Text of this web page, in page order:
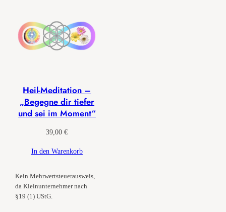
Heil-Meditation –
„Begegne dir tiefer
und sei im Moment“
39,00€
In den Warenkorb
Kein Mehrwertsteuerausweis,
da Kleinunternehmer nach
§19 (1) UStG.